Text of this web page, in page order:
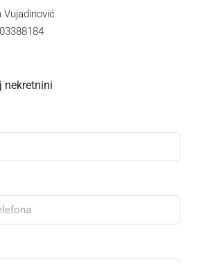
Vujadinović
nekretnini